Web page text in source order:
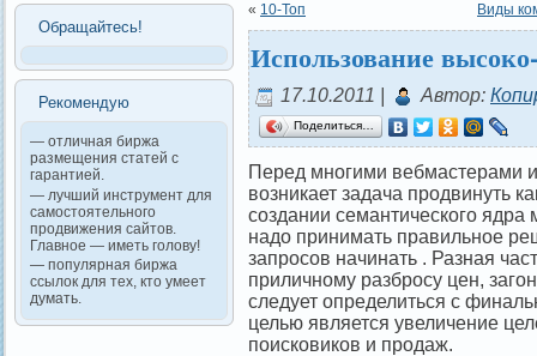
Обращайтесь!
Рекомендую
— отличная биржа
размещения статей с
гарантией.
— лучший инструмент для
самостоятельного
продвижения сайтов.
Главное — иметь голову!
— популярная биржа
ссылок для тех, кто умеет
думать.
« 10-Топ Виды
Использование
17.10.2011 | Автор:
Поделиться…
Перед многими вебмастерами
возникает задача продвинуть
создании семантического ядра
надо принимать правильное
запросов начинать . Разная
приличному разбросу цен,
следует определиться с
целью является увеличение
поисковиков и продаж.